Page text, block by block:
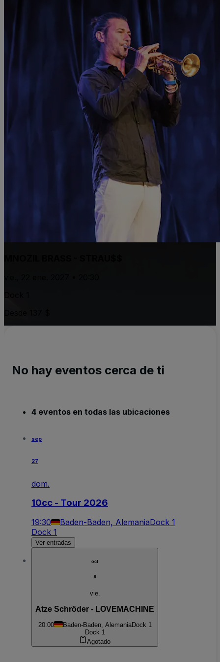
No hay eventos cerca de ti
4 eventos en todas las ubicaciones
sep
27
dom.
10cc - Tour 2026
19:30 Baden-Baden, AlemaniaDock 1
Dock 1
Ver entradas
oct
9
vie.
Atze Schröder - LOVEMACHINE
20:00 Baden-Baden, AlemaniaDock 1
Dock 1
Agotado